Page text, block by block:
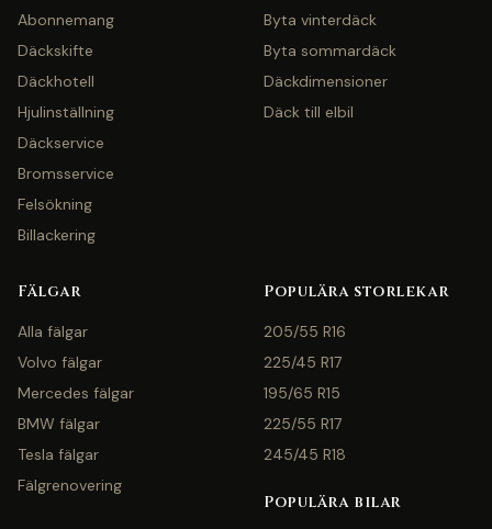
Abonnemang
Däckskifte
Däckhotell
Hjulinställning
Däckservice
Bromsservice
Felsökning
Billackering
Byta vinterdäck
Byta sommardäck
Däckdimensioner
Däck till elbil
Fälgar
Alla fälgar
Volvo fälgar
Mercedes fälgar
BMW fälgar
Tesla fälgar
Fälgrenovering
Populära storlekar
205/55 R16
225/45 R17
195/65 R15
225/55 R17
245/45 R18
Populära bilar